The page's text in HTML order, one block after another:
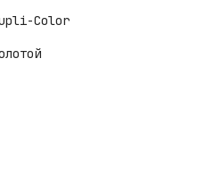
Color